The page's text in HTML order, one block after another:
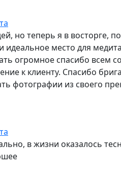
но теперь я в восторге,
идеальное место для
огромное спасибо всем
к клиенту. Спасибо
фотографии из своего
в жизни оказалось